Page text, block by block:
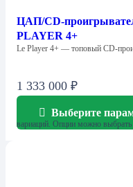
ЦАП/CD-
PLAYER 4+
Le Player 4+ — топовый CD-
1 333 000 ₽
Выберите
вариаций. Опции можно выбрать